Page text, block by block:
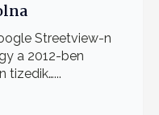
Streetview-n
a 2012-ben
tizedik…...